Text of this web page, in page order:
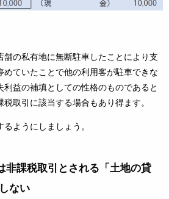
舗の私有地に無断駐車したことにより支
めていたことで他の利用客が駐車できな
利益の補填としての性格のものであると
取引に該当する場合もあり得ます。
ようにしましょう。
非課税取引とされる「土地の貸
ない